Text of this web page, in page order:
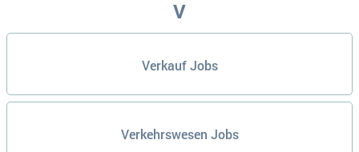
V
Verkauf Jobs
Verkehrswesen Jobs